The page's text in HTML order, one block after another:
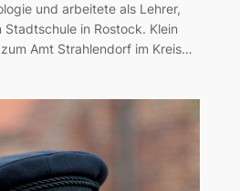
und arbeitete als Lehrer,
in Rostock. Klein
Amt Strahlendorf im Kreis…